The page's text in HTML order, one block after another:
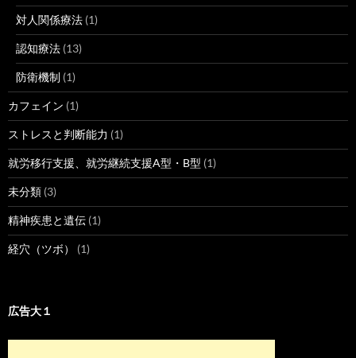
対人関係療法 (1)
認知療法 (13)
防衛機制 (1)
カフェイン (1)
ストレスと判断能力 (1)
就労移行支援、就労継続支援A型・B型 (1)
未分類 (3)
精神疾患と遺伝 (1)
経穴（ツボ） (1)
広告大１